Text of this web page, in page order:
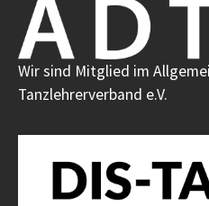
Wir sind Mitglied im
Tanzlehrerverband e.V.